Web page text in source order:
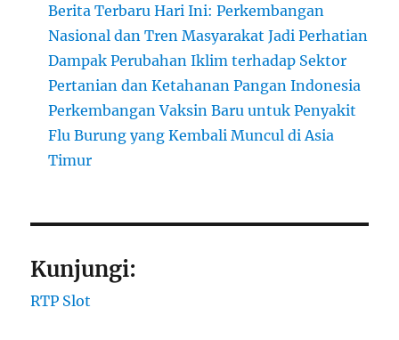
Berita Terbaru Hari Ini: Perkembangan
Nasional dan Tren Masyarakat Jadi Perhatian
Dampak Perubahan Iklim terhadap Sektor
Pertanian dan Ketahanan Pangan Indonesia
Perkembangan Vaksin Baru untuk Penyakit
Flu Burung yang Kembali Muncul di Asia
Timur
Kunjungi:
RTP Slot